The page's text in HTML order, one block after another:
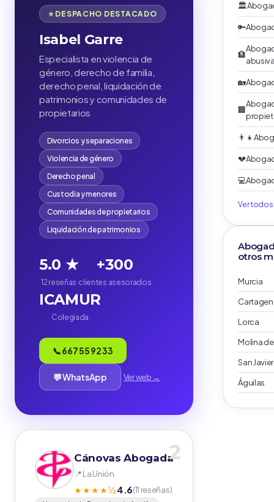
⭐ DESPACHO DESTACADO
Isabel Garre
Especialista en violencia de
género, derecho de familia,
derecho penal, liquidación de
patrimonios y comunidades de
propietarios
Divorcios y separaciones
Violencia de género
Derecho penal
Custodia y menores
Comunidades de propietarios
Liquidación de patrimonios
5.0 ★
12 reseñas
+300
clientes asesorados
ICAMUR
Colegiada
📞 667 55 92 33
💬 WhatsApp Ver web →
2
Cánovas Abogada
📍 La Unión
★★★★½4.6(11 reseñas)
🏛️
🔑
🏦
🏡
🏢
👨‍👧
💔
💻
Ver
otros
Murcia
Lorca
Molina
San Javier
Águilas